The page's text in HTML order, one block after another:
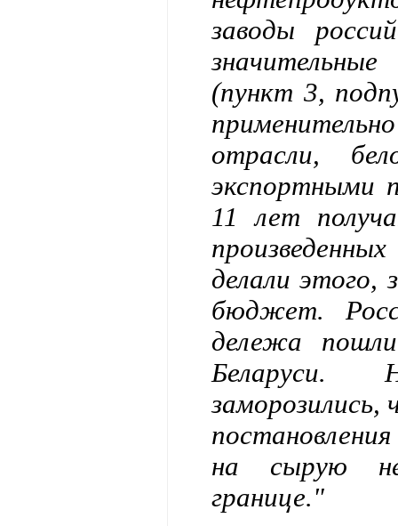
заводы
(пункт 3,
отрасли,
экспортными
11 лет
делали этого,
бюджет.
дележа
Беларуси.
заморозились,
на сырую
границе."